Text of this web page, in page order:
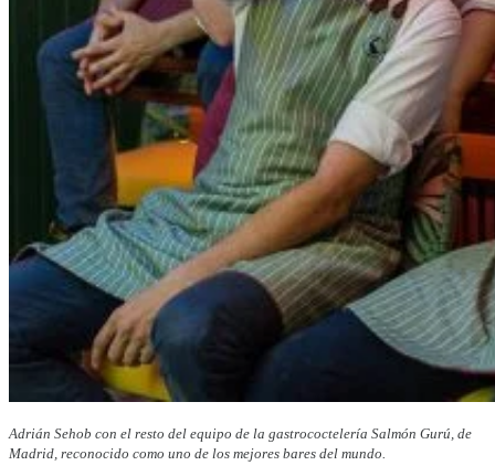
Adrián Sehob con el resto del equipo de la gastrococtelería Salmón Gurú, de
Madrid, reconocido como uno de los mejores bares del mundo.